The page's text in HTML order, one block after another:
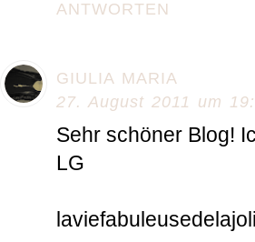
ANTWORTEN
GIULIA MARIA
27. August 2011 um
Sehr schöner Blog!
LG